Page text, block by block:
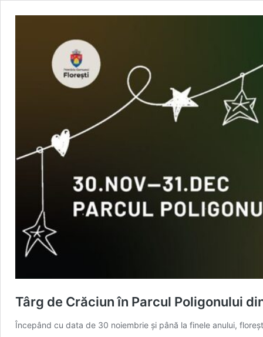
Târg de Crăciun în Parcul Poligonului
Începând cu data de 30 noiembrie și până la finele anului,